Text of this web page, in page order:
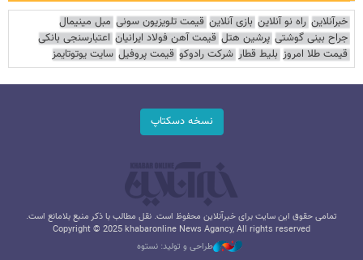
خبرآنلاین راه نو آنلاین بازی آنلاین قیمت تلویزیون سونی مبل مینیمال
جراح بینی گوشتی پرشین هتل قیمت آهن فولاد ایرانیان اعتبارسنجی بانکی
قیمت طلا امروز بلیط قطار شرکت رادوکو قیمت پروفیل سایت یوتوتایمز
نسخه دسکتاپ
تمامی حقوق این سایت برای خبرآنلاین محفوظ است. نقل مطالب با ذکر منبع بلامانع است.
Copyright © 2025 khabaronline News Agancy, All rights reserved
طراحی و تولید: نستوه